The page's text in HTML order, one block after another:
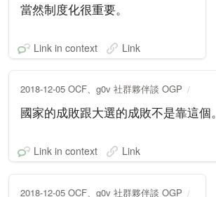
當然制度化很重要。
Link in context Link
2018-12-05 OCF、g0v 社群夥伴談 OGP
國家的成敗跟大選的成敗不是靠這個。
Link in context Link
2018-12-05 OCF、g0v 社群夥伴談 OGP